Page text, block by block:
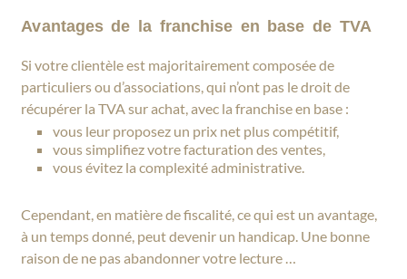
Avantages de la franchise en base de TVA
Si votre clientèle est majoritairement composée de
particuliers ou d’associations, qui n’ont pas le droit de
récupérer la TVA sur achat, avec la franchise en base :
vous leur proposez un prix net plus compétitif,
vous simplifiez votre facturation des ventes,
vous évitez la complexité administrative.
Cependant, en matière de fiscalité, ce qui est un avantage,
à un temps donné, peut devenir un handicap. Une bonne
raison de ne pas abandonner votre lecture …